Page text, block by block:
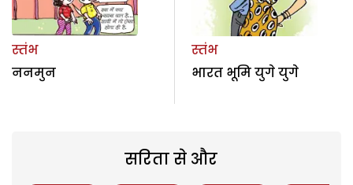
स्तंभ
ननमुन
स्तंभ
भारत भूमि युगे युगे
सरिता से और